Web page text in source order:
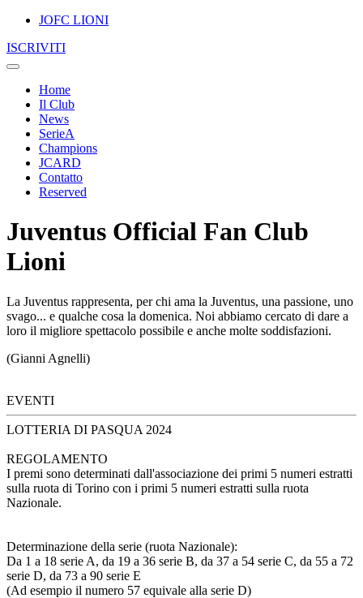
JOFC LIONI
ISCRIVITI
Home
Il Club
News
SerieA
Champions
JCARD
Contatto
Reserved
Juventus Official Fan Club
Lioni
La Juventus rappresenta, per chi ama la Juventus, una passione, uno
svago... e qualche cosa la domenica. Noi abbiamo cercato di dare a
loro il migliore spettacolo possibile e anche molte soddisfazioni.
(Gianni Agnelli)
EVENTI
LOTTERIA DI PASQUA 2024
REGOLAMENTO
I premi sono determinati dall'associazione dei primi 5 numeri estratti
sulla ruota di Torino con i primi 5 numeri estratti sulla ruota
Nazionale.
Determinazione della serie (ruota Nazionale):
Da 1 a 18 serie A, da 19 a 36 serie B, da 37 a 54 serie C, da 55 a 72
serie D, da 73 a 90 serie E
(Ad esempio il numero 57 equivale alla serie D)